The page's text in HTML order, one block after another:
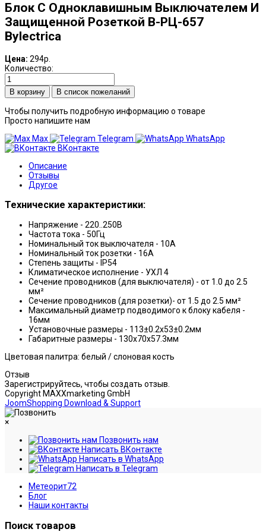
Блок С Одноклавишным Выключателем И
Защищенной Розеткой В-РЦ-657
Bylectrica
Цена: 294р.
Количество:
В список пожеланий
Чтобы получить подробную информацию о товаре
Просто напишите нам
Max
Telegram
WhatsApp
ВКонтакте
Описание
Отзывы
Другое
Технические характеристики:
Напряжение - 220..250В
Частота тока - 50Гц
Номинальный ток выключателя - 10А
Номинальный ток розетки - 16А
Степень защиты - IP54
Климатическое исполнение - УХЛ 4
Сечение проводников (для выключателя) - от 1.0 до 2.5
мм²
Сечение проводников (для розетки)- от 1.5 до 2.5 мм²
Максимальный диаметр подводимого к блоку кабеля -
16мм
Установочные размеры - 113±0.2х53±0.2мм
Габаритные размеры - 130х70х57.3мм
Цветовая палитра: белый / слоновая кость
Отзыв
Зарегистрируйтесь, чтобы создать отзыв.
Copyright MAXXmarketing GmbH
JoomShopping Download & Support
×
Позвонить нам
Написать ВКонтакте
Написать в WhatsApp
Написать в Telegram
Метеорит72
Блог
Наши контакты
Поиск товаров